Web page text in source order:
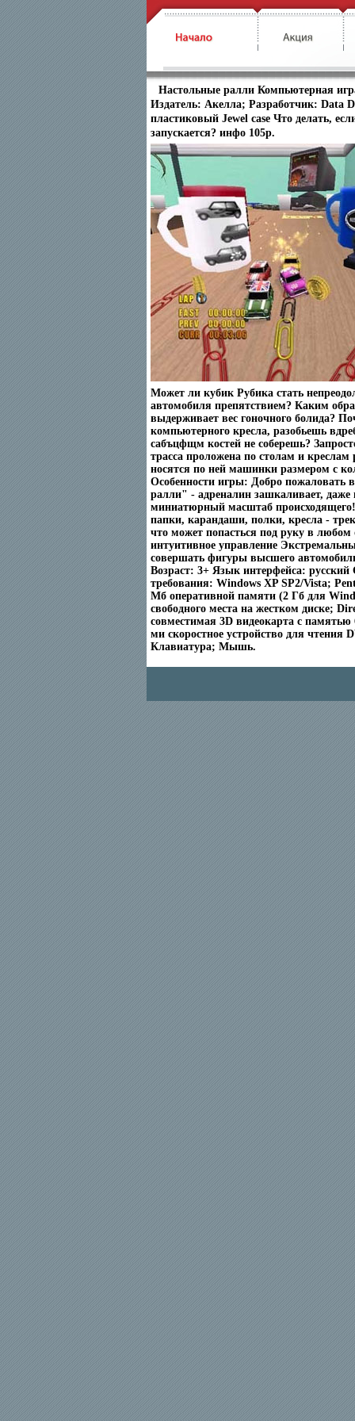
Настольные ралли Компьютерная
Издатель: Акелла; Разработчик: Data
пластиковый Jewel case Что делать,
запускается? инфо 105p.
Может ли кубик Рубика стать
автомобиля препятствием? Каким
выдерживает вес гоночного болида?
компьютерного кресла, разобьешь
сабъцфщм костей не соберешь?
трасса проложена по столам и креслам
носятся по ней машинки размером с
Особенности игры: Добро пожаловать
ралли" - адреналин зашкаливает, даже
миниатюрный масштаб
папки, карандаши, полки, кресла -
что может попасться под руку в любом
интуитивное управление
совершать фигуры высшего
Возраст: 3+ Язык интерфейса: русский
требования: Windows XP SP2/Vista;
Мб оперативной памяти (2 Гб для
свободного места на жестком диске;
совместимая 3D видеокарта с
ми скоростное устройство для чтения
Клавиатура; Мышь.